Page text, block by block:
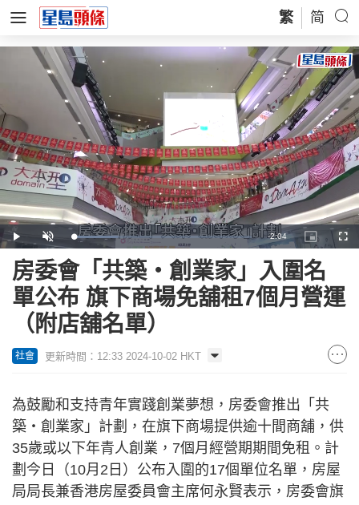
繁 简
Play Unmute Loaded:
25.29%
Remaining
Time
-2:04
Picture-
in-
房委會「共築・創業家」入圍名
單公布 旗下商場免舖租7個月營運
（附店舖名單）
社會 更新時間：12:33 2024-10-02 HKT
為鼓勵和支持青年實踐創業夢想，房委會推出「共
築・創業家」計劃，在旗下商場提供逾十間商舖，供
35歲或以下年青人創業，7個月經營期期間免租。計
劃今日（10月2日）公布入圍的17個單位名單，房屋
局局長兼香港房屋委員會主席何永賢表示，房委會旗